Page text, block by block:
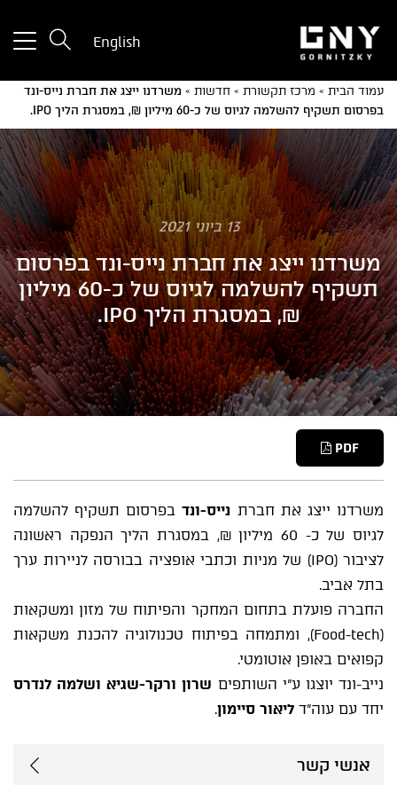
a
English
עמוד הבית » מרכז תקשורת » חדשות » משרדנו ייצג את חברת נייס-ונד
בפרסום תשקיף להשלמה לגיוס של כ-60 מיליון ₪, במסגרת הליך IPO.
13 ביוני 2021
משרדנו ייצג את חברת נייס-ונד בפרסום
תשקיף להשלמה לגיוס של כ-60 מיליון
₪, במסגרת הליך IPO.
PDF
משרדנו ייצג את חברת נייס-ונדבפרסום תשקיף להשלמה
לגיוס של כ- 60 מיליון ₪, במסגרת הליך הנפקה ראשונה
לציבור (IPO) של מניות וכתבי אופציה בבורסה לניירות ערך
בתל אביב.
החברה פועלת בתחום המחקר והפיתוח של מזון ומשקאות
(Food-tech), ומתמחה בפיתוח טכנולוגיה להכנת משקאות
קפואים באופן אוטומטי.
נייב-ונד יוצגו ע"י השותפים שרון ורקר-שגיא ושלמה לנדרס
יחד עם עוה"ד ליאור סיימון.
אנשי קשר